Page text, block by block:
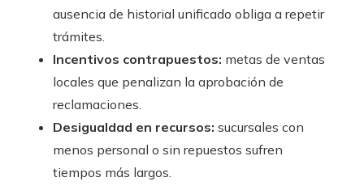
ausencia de historial unificado obliga a repetir
trámites.
Incentivos contrapuestos: metas de ventas
locales que penalizan la aprobación de
reclamaciones.
Desigualdad en recursos: sucursales con
menos personal o sin repuestos sufren
tiempos más largos.